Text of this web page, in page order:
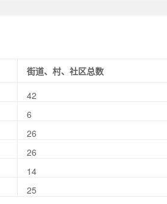
街道、村、社区总数
42
6
26
26
14
25